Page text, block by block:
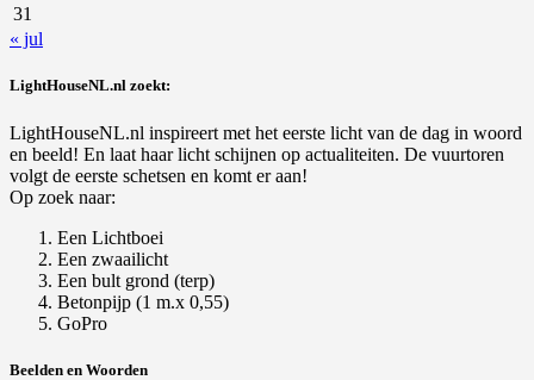
31
« jul
LightHouseNL.nl zoekt:
LightHouseNL.nl inspireert met het eerste licht van de dag in woord
en beeld! En laat haar licht schijnen op actualiteiten. De vuurtoren
volgt de eerste schetsen en komt er aan!
Op zoek naar:
Een Lichtboei
Een zwaailicht
Een bult grond (terp)
Betonpijp (1 m.x 0,55)
GoPro
Beelden en Woorden